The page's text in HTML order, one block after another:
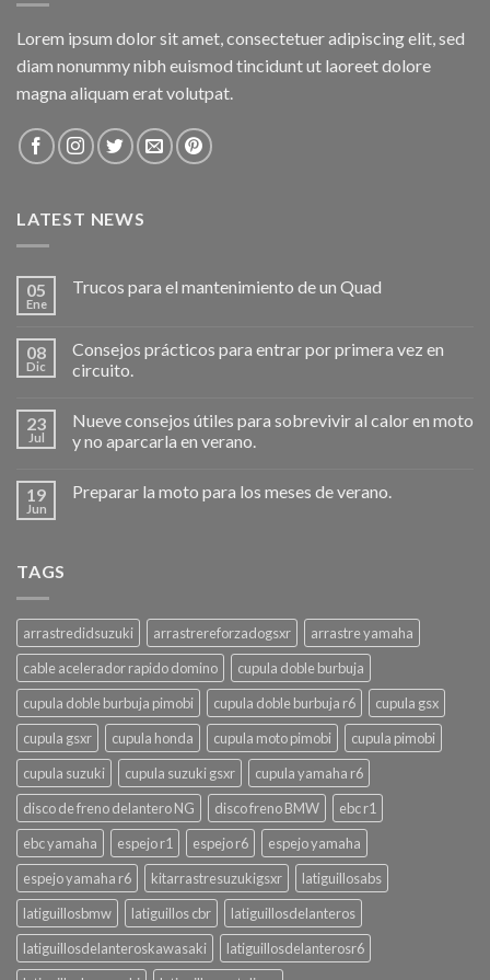
Lorem ipsum dolor sit amet, consectetuer adipiscing elit, sed
diam nonummy nibh euismod tincidunt ut laoreet dolore
magna aliquam erat volutpat.
LATEST NEWS
05
Ene
Trucos para el mantenimiento de un Quad
08
Dic
Consejos prácticos para entrar por primera vez en
circuito.
23
Jul
Nueve consejos útiles para sobrevivir al calor en moto
y no aparcarla en verano.
19
Jun
Preparar la moto para los meses de verano.
TAGS
arrastredidsuzuki arrastrereforzadogsxr
arrastre yamaha
cable acelerador rapido domino
cupula doble burbuja
cupula doble burbuja pimobi
cupula doble burbuja r6
cupula gsx
cupula gsxr
cupula honda cupula moto pimobi
cupula pimobi
cupula suzuki
cupula suzuki gsxr
cupula yamaha r6
disco de freno delantero NG
disco freno BMW
ebc r1
ebc yamaha
espejo r1 espejo r6
espejo yamaha
espejo yamaha r6
kitarrastresuzukigsxr
latiguillosabs
latiguillosbmw
latiguillos cbr
latiguillosdelanteros
latiguillosdelanteroskawasaki
latiguillosdelanterosr6